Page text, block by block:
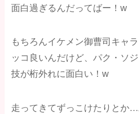
面白過ぎるんだってばー！w
もちろんイケメン御曹司キャ
ッコ良いんだけど、パク・ソ
技が桁外れに面白い！w
走ってきてずっこけたりとか